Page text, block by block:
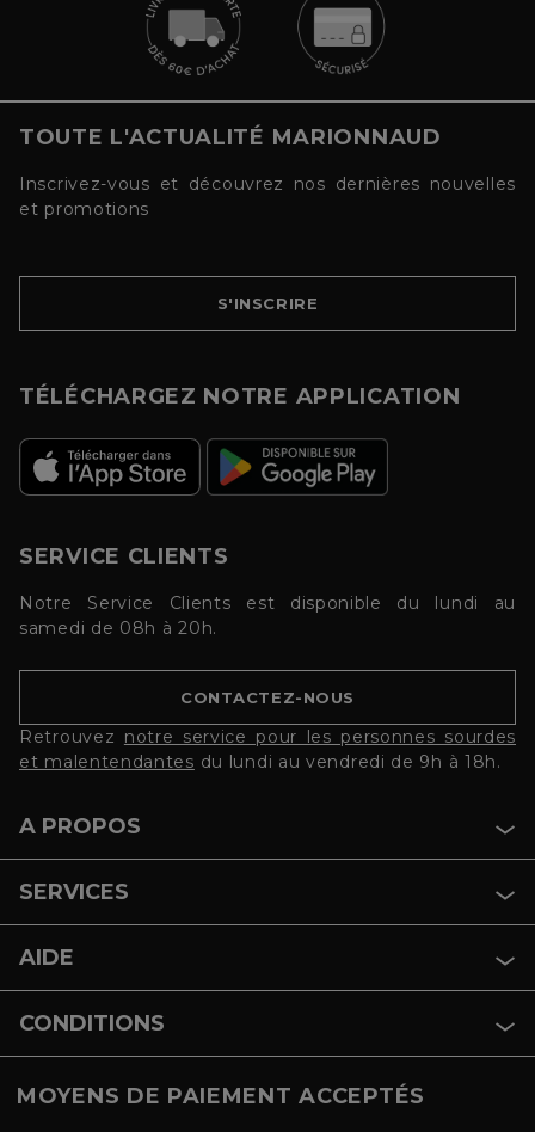
TOUTE L'ACTUALITÉ MARIONNAUD
Inscrivez-vous et découvrez nos dernières nouvelles
et promotions
S'INSCRIRE
TÉLÉCHARGEZ NOTRE APPLICATION
SERVICE CLIENTS
Notre Service Clients est disponible du lundi au
samedi de 08h à 20h.
CONTACTEZ-NOUS
Retrouvez notre service pour les personnes sourdes
et malentendantes du lundi au vendredi de 9h à 18h.
A PROPOS
SERVICES
AIDE
CONDITIONS
MOYENS DE PAIEMENT ACCEPTÉS